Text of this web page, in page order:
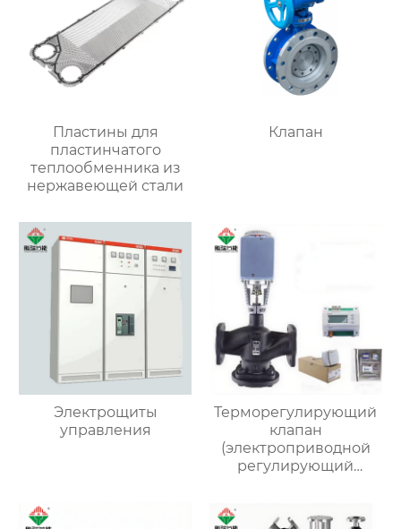
Пластины для
пластинчатого
теплообменника из
нержавеющей стали
Клапан
Электрощиты
управления
Терморегулирующий
клапан
(электроприводной
регулирующий